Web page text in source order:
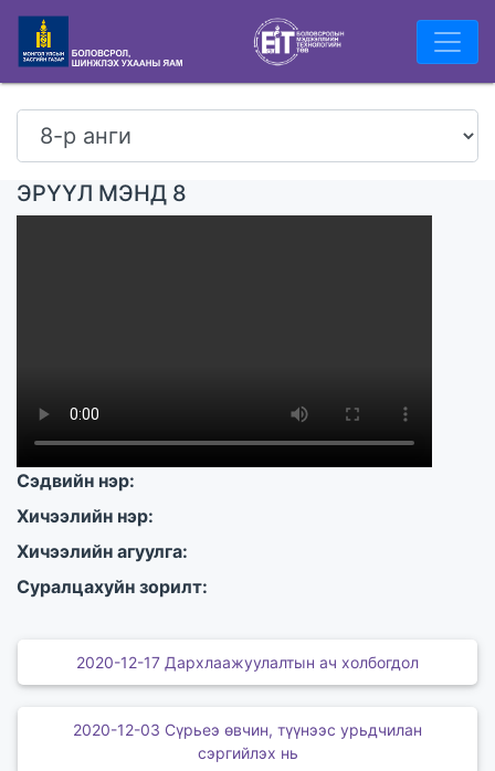
ЭРҮҮЛ МЭНД 8
Сэдвийн нэр:
Хичээлийн нэр:
Хичээлийн агуулга:
Суралцахуйн зорилт:
2020-12-17 Дархлаажуулалтын ач холбогдол
2020-12-03 Сүрьеэ өвчин, түүнээс урьдчилан
сэргийлэх нь